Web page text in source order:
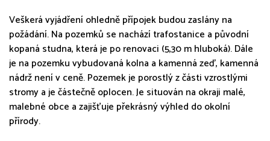
Veškerá vyjádření ohledně přípojek budou zaslány na
požádání. Na pozemků se nachází trafostanice a původní
kopaná studna, která je po renovaci (5,30 m hluboká). Dále
je na pozemku vybudovaná kolna a kamenná zeď, kamenná
nádrž není v ceně. Pozemek je porostlý z části vzrostlými
stromy a je částečně oplocen. Je situován na okraji malé,
malebné obce a zajišťuje překrásný výhled do okolní
přírody.